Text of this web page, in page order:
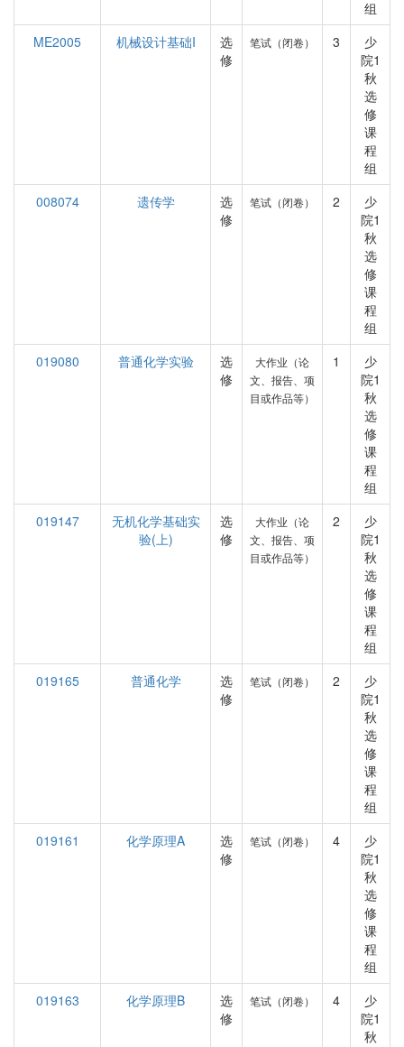
组
ME2005
机械设计基础I
选
修
笔试（闭卷） 3
少
院1
秋
选
修
课
程
组
008074
遗传学
选
修
笔试（闭卷） 2
少
院1
秋
选
修
课
程
组
019080
普通化学实验
选
修
大作业（论
文、报告、项
目或作品等）
1
少
院1
秋
选
修
课
程
组
019147
无机化学基础实
验(上)
选
修
大作业（论
文、报告、项
目或作品等）
2
少
院1
秋
选
修
课
程
组
019165
普通化学
选
修
笔试（闭卷） 2
少
院1
秋
选
修
课
程
组
019161
化学原理A
选
修
笔试（闭卷） 4
少
院1
秋
选
修
课
程
组
019163
化学原理B
选
修
笔试（闭卷） 4
少
院1
秋